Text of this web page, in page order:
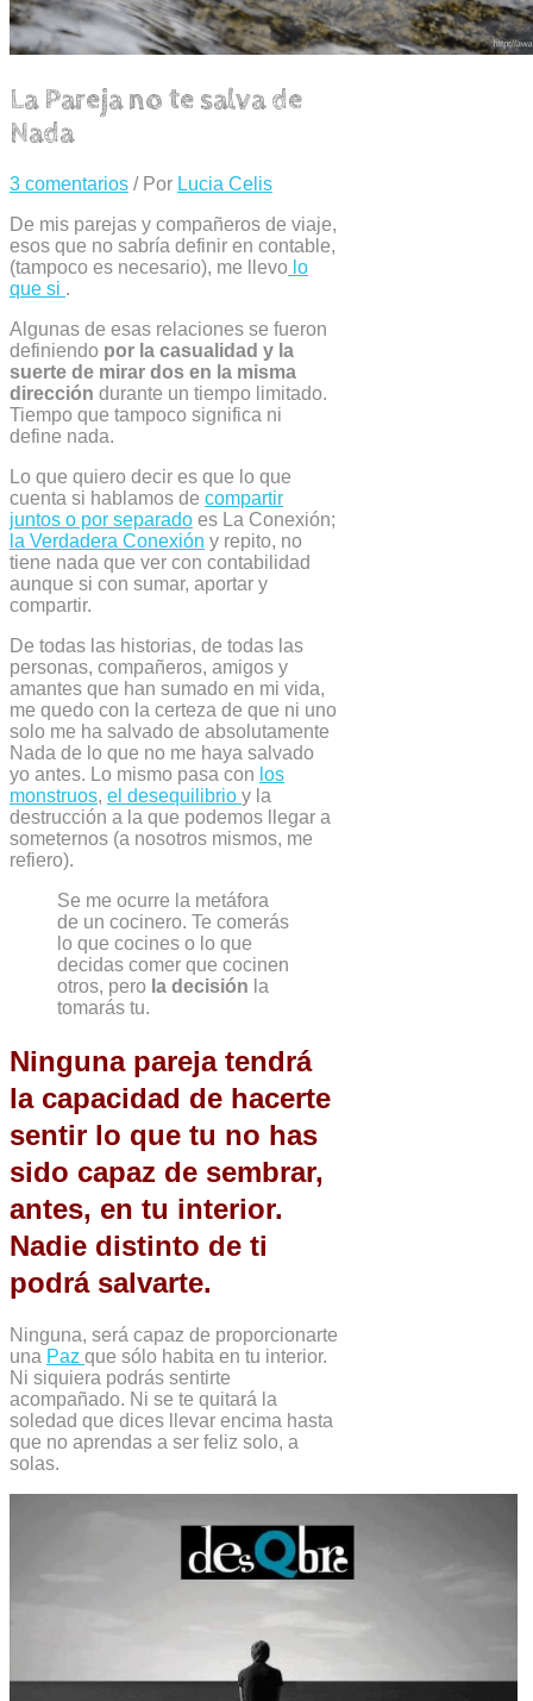
La Pareja no te salva de
Nada
3 comentarios / Por Lucia Celis
De mis parejas y compañeros de viaje,
esos que no sabría definir en contable,
(tampoco es necesario), me llevo lo
que si .
Algunas de esas relaciones se fueron
definiendo por la casualidad y la
suerte de mirar dos en la misma
dirección durante un tiempo limitado.
Tiempo que tampoco significa ni
define nada.
Lo que quiero decir es que lo que
cuenta si hablamos de compartir
juntos o por separado es La Conexión;
la Verdadera Conexión y repito, no
tiene nada que ver con contabilidad
aunque si con sumar, aportar y
compartir.
De todas las historias, de todas las
personas, compañeros, amigos y
amantes que han sumado en mi vida,
me quedo con la certeza de que ni uno
solo me ha salvado de absolutamente
Nada de lo que no me haya salvado
yo antes. Lo mismo pasa con los
monstruos, el desequilibrio y la
destrucción a la que podemos llegar a
someternos (a nosotros mismos, me
refiero).
Se me ocurre la metáfora
de un cocinero. Te comerás
lo que cocines o lo que
decidas comer que cocinen
otros, pero la decisión la
tomarás tu.
Ninguna pareja tendrá
la capacidad de hacerte
sentir lo que tu no has
sido capaz de sembrar,
antes, en tu interior.
Nadie distinto de ti
podrá salvarte.
Ninguna, será capaz de proporcionarte
una Paz que sólo habita en tu interior.
Ni siquiera podrás sentirte
acompañado. Ni se te quitará la
soledad que dices llevar encima hasta
que no aprendas a ser feliz solo, a
solas.